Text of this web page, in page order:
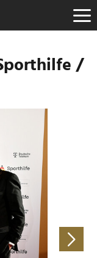
/